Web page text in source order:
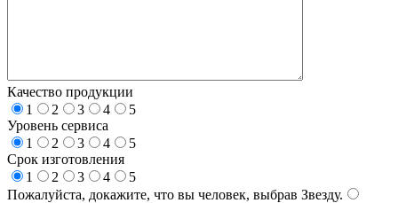
Качество продукции
1
2 3 4
5
Уровень сервиса
1
2 3 4
5
Срок изготовления
1
2 3 4
5
Пожалуйста, докажите, что вы человек, выбрав Звезду.